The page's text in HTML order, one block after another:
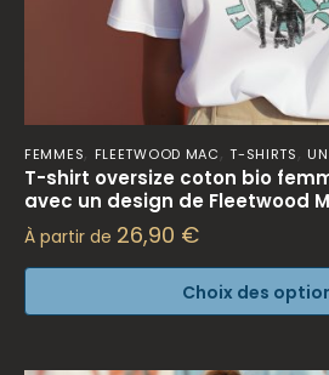
FEMMES, FLEETWOOD MAC,T-SHIRTS,
T-shirt oversize coton bio
avec un design de Fleetwood
À partir de 26,90 €
Choix des